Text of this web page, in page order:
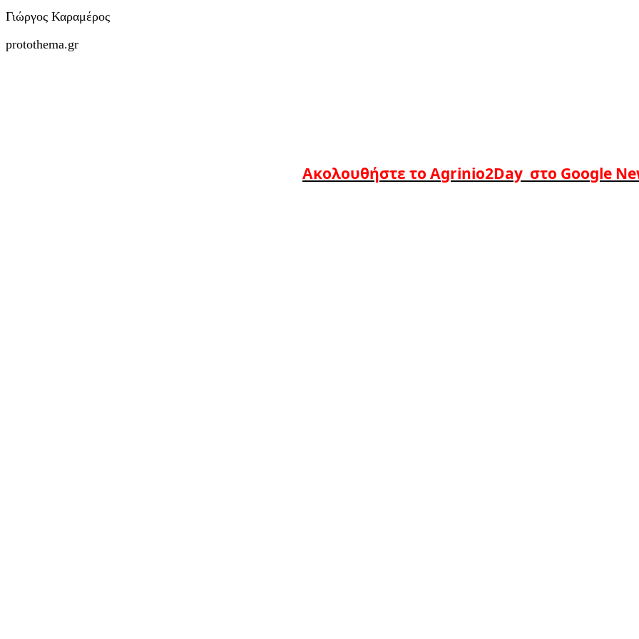
Γιώργος Καραμέρος
protothema.gr
Ακολουθήστε το Agrinio2Day στο Google